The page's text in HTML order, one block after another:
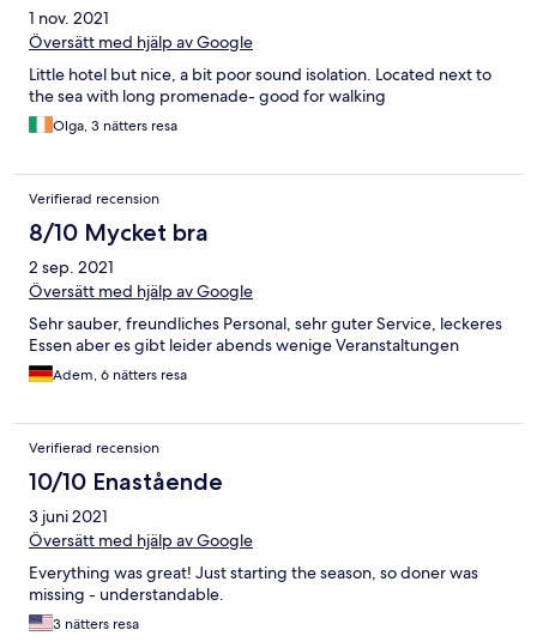
1 nov. 2021
Översätt med hjälp av Google
Little hotel but nice, a bit poor sound isolation. Located next to
the sea with long promenade- good for walking
Olga, 3 nätters resa
Verifierad recension
8/10 Mycket bra
2 sep. 2021
Översätt med hjälp av Google
Sehr sauber, freundliches Personal, sehr guter Service, leckeres
Essen aber es gibt leider abends wenige Veranstaltungen
Adem, 6 nätters resa
Verifierad recension
10/10 Enastående
3 juni 2021
Översätt med hjälp av Google
Everything was great! Just starting the season, so doner was
missing - understandable.
3 nätters resa